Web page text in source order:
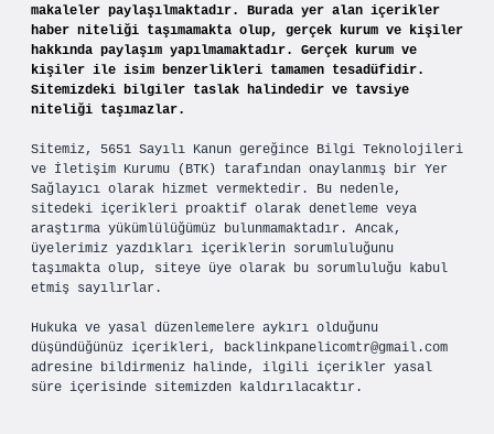
makaleler paylaşılmaktadır. Burada yer alan içerikler
haber niteliği taşımamakta olup, gerçek kurum ve kişiler
hakkında paylaşım yapılmamaktadır. Gerçek kurum ve
kişiler ile isim benzerlikleri tamamen tesadüfidir.
Sitemizdeki bilgiler taslak halindedir ve tavsiye
niteliği taşımazlar.
Sitemiz, 5651 Sayılı Kanun gereğince Bilgi Teknolojileri
ve İletişim Kurumu (BTK) tarafından onaylanmış bir Yer
Sağlayıcı olarak hizmet vermektedir. Bu nedenle,
sitedeki içerikleri proaktif olarak denetleme veya
araştırma yükümlülüğümüz bulunmamaktadır. Ancak,
üyelerimiz yazdıkları içeriklerin sorumluluğunu
taşımakta olup, siteye üye olarak bu sorumluluğu kabul
etmiş sayılırlar.
Hukuka ve yasal düzenlemelere aykırı olduğunu
düşündüğünüz içerikleri, backlinkpanelicomtr@gmail.com
adresine bildirmeniz halinde, ilgili içerikler yasal
süre içerisinde sitemizden kaldırılacaktır.